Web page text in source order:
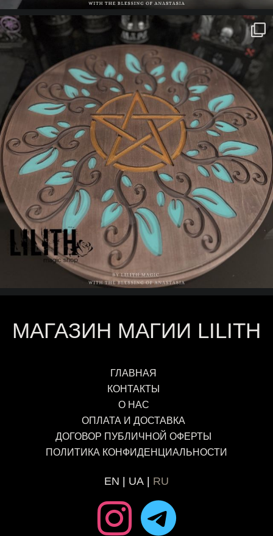
МАГАЗИН МАГИИ LILITH
ГЛАВНАЯ
КОНТАКТЫ
О НАС
ОПЛАТА И ДОСТАВКА
ДОГОВОР ПУБЛИЧНОЙ ОФЕРТЫ
ПОЛИТИКА КОНФИДЕНЦИАЛЬНОСТИ
EN UA RU